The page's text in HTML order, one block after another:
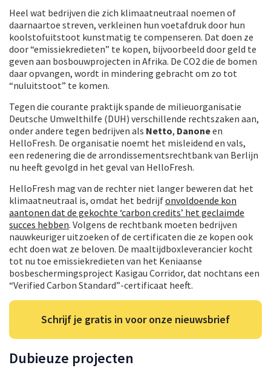
Heel wat bedrijven die zich klimaatneutraal noemen of
daarnaartoe streven, verkleinen hun voetafdruk door hun
koolstofuitstoot kunstmatig te compenseren. Dat doen ze
door “emissiekredieten” te kopen, bijvoorbeeld door geld te
geven aan bosbouwprojecten in Afrika. De CO2 die de bomen
daar opvangen, wordt in mindering gebracht om zo tot
“nuluitstoot” te komen.
Tegen die courante praktijk spande de milieuorganisatie
Deutsche Umwelthilfe (DUH) verschillende rechtszaken aan,
onder andere tegen bedrijven als Netto, Danoneen
HelloFresh. De organisatie noemt het misleidend en vals,
een redenering die de arrondissementsrechtbank van Berlijn
nu heeft gevolgd in het geval van HelloFresh.
HelloFresh mag van de rechter niet langer beweren dat het
klimaatneutraal is, omdat het bedrijfonvoldoende kon
aantonen dat de gekochte ‘carbon credits’ het geclaimde
succes hebben. Volgens de rechtbank moeten bedrijven
nauwkeuriger uitzoeken of de certificaten die ze kopen ook
echt doen wat ze beloven. De maaltijdboxleverancier kocht
tot nu toe emissiekredieten van het Keniaanse
bosbeschermingsproject Kasigau Corridor, dat nochtans een
“Verified Carbon Standard”-certificaat heeft.
Schrijf je gratis in voor onze nieuwsbrief
Dubieuze projecten